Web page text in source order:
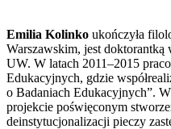
Emilia Kolinko ukończyła
Warszawskim, jest
UW. W latach 2011–2015
Edukacyjnych, gdzie
o Badaniach Edukacyjnych”.
projekcie poświęconym
deinstytucjonalizacji pieczy